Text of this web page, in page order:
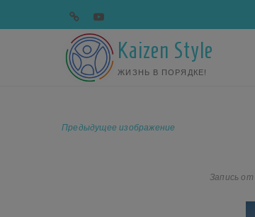
к
содержимому
telegramyoutube
Kaizen Style
ЖИЗНЬ В ПОРЯДКЕ!
Предыдущее изображение
Запись от